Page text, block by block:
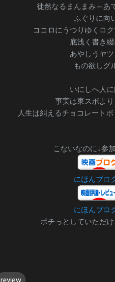
徒然なるまんまみ～あ
ふぐりに向
ココロにうつりゆくロ
底浅く書き
あやしうヤ
もの欲しグ
いにしへ人に
事実は東スポより
人生は糾えるチョコレート
こないなのに↓参
にほんブロ
にほんブロ
ポチっとしていただ
review